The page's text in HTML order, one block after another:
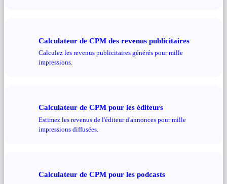
Calculateur de CPM des revenus publicitaires
Calculez les revenus publicitaires générés pour mille
impressions.
Calculateur de CPM pour les éditeurs
Estimez les revenus de l'éditeur d'annonces pour mille
impressions diffusées.
Calculateur de CPM pour les podcasts